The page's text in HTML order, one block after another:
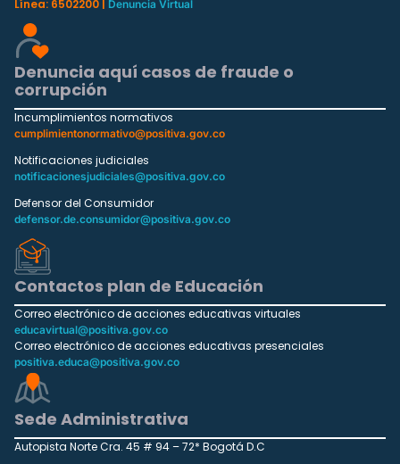
Línea: 6502200 |
Denuncia Virtual
Denuncia aquí casos de fraude o
corrupción
Incumplimientos normativos
cumplimientonormativo@positiva.gov.co
Notificaciones judiciales
notificacionesjudiciales@positiva.gov.co
Defensor del Consumidor
defensor.de.consumidor@positiva.gov.co
Contactos plan de Educación
Correo electrónico de acciones educativas virtuales
educavirtual@positiva.gov.co
Correo electrónico de acciones educativas presenciales
positiva.educa@positiva.gov.co
Sede Administrativa
Autopista Norte Cra. 45 # 94 – 72* Bogotá D.C